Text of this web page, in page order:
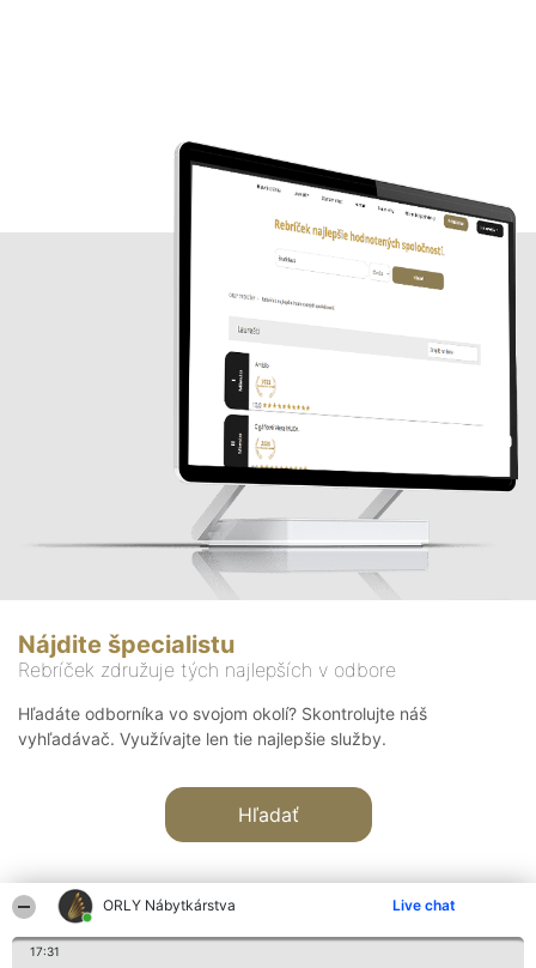
ORLY Nábytkárstva Live chat
17:31
Nájdite špecialistu
Rebríček združuje tých najlepších v odbore
Hľadáte odborníka vo svojom okolí? Skontrolujte náš
vyhľadávač. Využívajte len tie najlepšie služby.
Hľadať